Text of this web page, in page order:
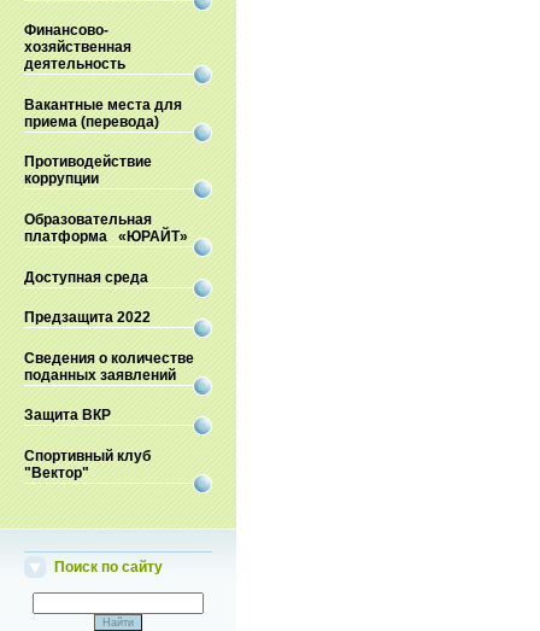
Финансово-
хозяйственная
деятельность
Вакантные места для
приема (перевода)
Противодействие
коррупции
Образовательная
платформа «ЮРАЙТ»
Доступная среда
Предзащита 2022
Сведения о количестве
поданных заявлений
Защита ВКР
Спортивный клуб
"Вектор"
Поиск по сайту